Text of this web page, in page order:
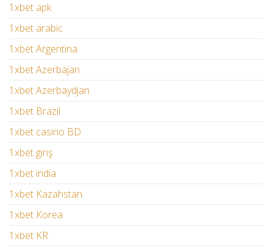
1xbet apk
1xbet arabic
1xbet Argentina
1xbet Azerbajan
1xbet Azerbaydjan
1xbet Brazil
1xbet casino BD
1xbet giriş
1xbet india
1xbet Kazahstan
1xbet Korea
1xbet KR